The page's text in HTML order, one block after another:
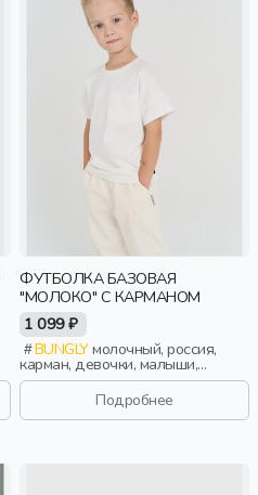
ФУТБОЛКА БАЗОВАЯ
"МОЛОКО" С КАРМАНОМ
1 099 ₽
BUNGLYмолочный, россия,
карман, девочки, малыши,
дошкольники, дети
Подробнее